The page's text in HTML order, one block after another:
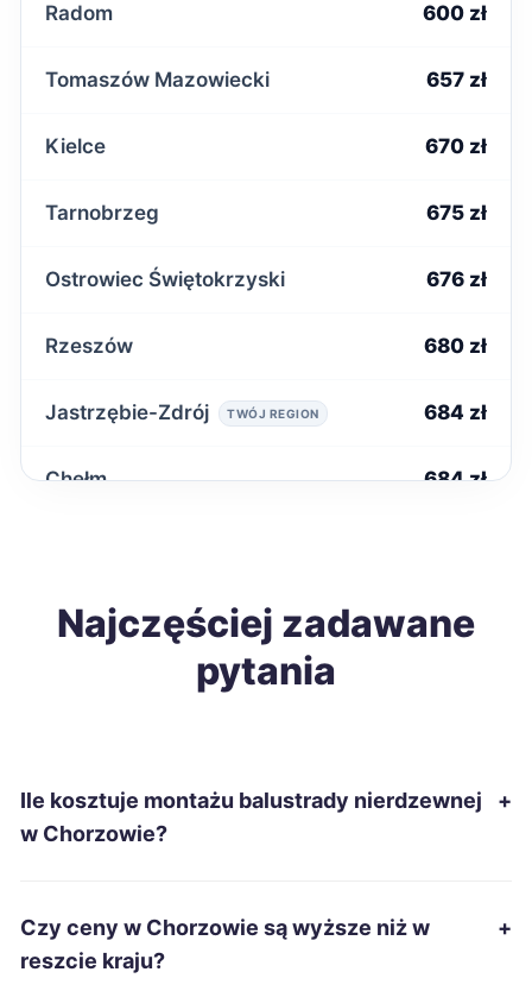
Radom 600 zł
Tomaszów Mazowiecki 657 zł
Kielce 670 zł
Tarnobrzeg 675 zł
Ostrowiec Świętokrzyski 676 zł
Rzeszów 680 zł
Jastrzębie-Zdrój TWÓJ REGION 684 zł
Chełm 684 zł
Ełk 687 zł
Żary 689 zł
Starachowice
Najczęściej zadawane
pytania
Ile kosztuje montażu balustrady nierdzewnej
w Chorzowie?
+
Czy ceny w Chorzowie są wyższe niż w
reszcie kraju?
+